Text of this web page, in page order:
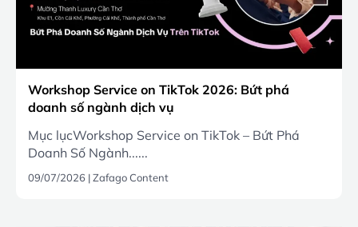
Workshop Service on TikTok 2026: Bứt phá
doanh số ngành dịch vụ
Mục lụcWorkshop Service on TikTok – Bứt Phá
Doanh Số Ngành......
09/07/2026 |Zafago Content